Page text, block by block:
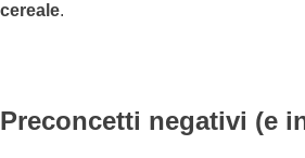
cereale.
Preconcetti negativi (e